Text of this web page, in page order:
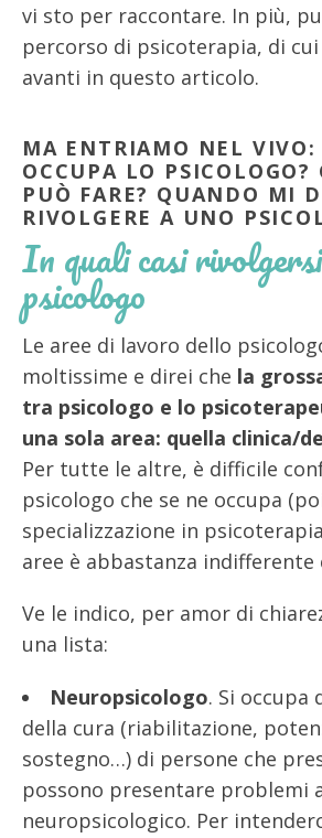
vi sto per raccontare. In più,
percorso di psicoterapia, di
avanti in questo articolo.
MA ENTRIAMO NEL VIVO:
OCCUPA LO PSICOLOGO?
PUÒ FARE? QUANDO MI
RIVOLGERE A UNO
In quali casi
psicologo
Le aree di lavoro dello
moltissime e direi che la
tra psicologo e lo
una sola area: quella clinica/
Per tutte le altre, è difficile
psicologo che se ne occupa
specializzazione in
aree è abbastanza indifferente
Ve le indico, per amor di
una lista:
Neuropsicologo. Si occupa
della cura (riabilitazione,
sostegno…) di persone che
possono presentare problemi
neuropsicologico. Per